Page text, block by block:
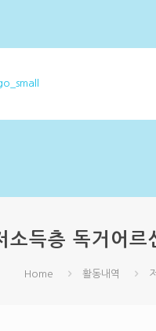
소득층 독거어
Home 활동내역